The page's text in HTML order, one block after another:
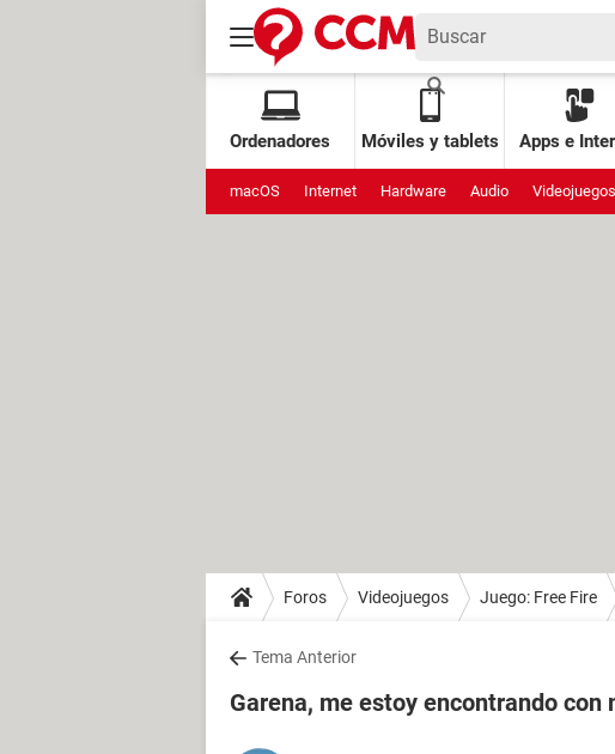
Ordenadores Móviles y tablets Apps e
macOS Internet Hardware Audio Videojuegos
Foros Videojuegos Juego: Free Fire
Tema Anterior
Garena, me estoy encontrando con